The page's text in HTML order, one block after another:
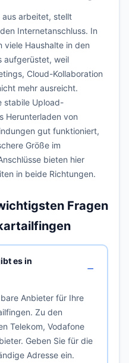
aus arbeitet, stellt
Internetanschluss. In
Haushalte in den
aufgerüstet, weil
Cloud-Kollaboration
mehr ausreicht.
stabile Upload-
Herunterladen von
gut funktioniert,
Größe im
bieten hier
in beide Richtungen.
Fragen
es in
Anbieter für Ihre
Zu den
Telekom, Vodafone
Geben Sie für die
Adresse ein.